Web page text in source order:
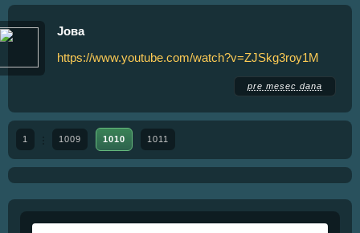
Јова
https://www.youtube.com/watch?v=ZJSkg3roy1M
pre mesec dana
1 1009 1010 1011